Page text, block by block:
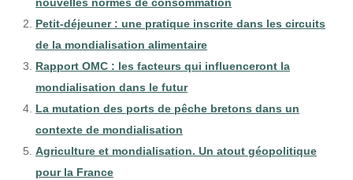
nouvelles normes de consommation
Petit-déjeuner : une pratique inscrite dans les circuits
de la mondialisation alimentaire
Rapport OMC : les facteurs qui influenceront la
mondialisation dans le futur
La mutation des ports de pêche bretons dans un
contexte de mondialisation
Agriculture et mondialisation. Un atout géopolitique
pour la France